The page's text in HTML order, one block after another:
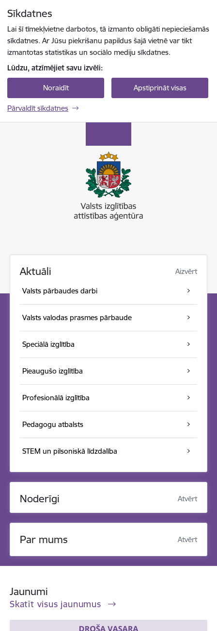
Sīkdatnes
Lai šī tīmekļvietne darbotos, tā izmanto obligāti nepieciešamās
sīkdatnes. Ar Jūsu piekrišanu papildus šajā vietnē var tikt
izmantotas statistikas un sociālo mediju sīkdatnes.
Lūdzu, atzīmējiet savu izvēli:
Noraidīt Apstiprināt visas
Pārvaldīt sīkdatnes
Aktuāli Aizvērt
Valsts pārbaudes darbi
Valsts valodas prasmes pārbaude
Speciālā izglītība
Pieaugušo izglītība
Profesionālā izglītība
Pedagogu atbalsts
STEM un pilsoniskā līdzdalība
Noderīgi Atvērt
Par mums Atvērt
Jaunumi
Skatīt visus jaunumus